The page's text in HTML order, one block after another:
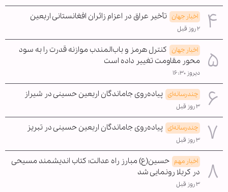
اخبار جهان تأخیر عراق در اعزام زائران افغانستانی اربعین
۲ روز قبل
اخبار جهان کنترل هرمز و باب‌المندب موازنه قدرت را به سود
محور مقاومت تغییر داده است
دیروز ۱۶:۳۰
چندرسانه‌ای پیاده‌روی جاماندگان اربعین حسینی در شیراز
۳ روز قبل
چندرسانه‌ای پیاده‌روی جاماندگان اربعین حسینی در تبریز
۳ روز قبل
اخبار مهم حسین(ع) مبارز راه عدالت؛ کتاب اندیشمند مسیحی
در کربلا رونمایی شد
۳ روز قبل